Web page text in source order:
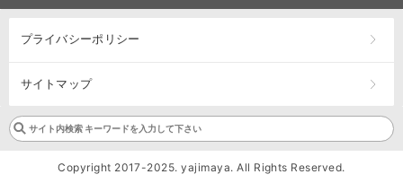
プライバシーポリシー
サイトマップ
Copyright 2017-2025. yajimaya. All Rights Reserved.